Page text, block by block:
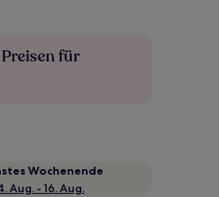
Preisen für
Wochenende
Aug. - 16. Aug.